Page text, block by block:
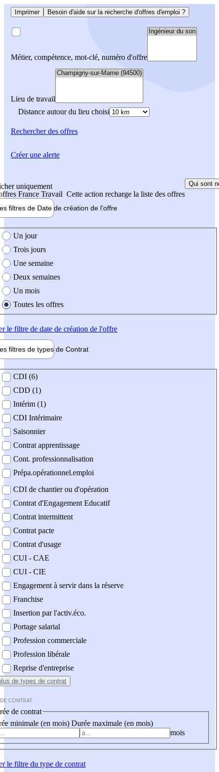
Imprimer Besoin d'aide sur la recherche d'offres d'emploi ?
Métier, compétence, mot-clé, numéro d'offre
Lieu de travail
Distance autour du lieu choisi
Rechercherdes offres
uniquement
France Travail Cette action recharge la liste des offres
Qui sont
filtres de Date de création de l'offre
création de l'offre
Un jour
Trois jours
Une semaine
Deux semaines
Un mois
Toutes les offres
le filtre de date de création de l'offre
filtres de types de Contrat
contrat
CDI (6)
CDD (1)
Intérim (1)
CDI Intérimaire
Saisonnier
Contrat apprentissage
Cont. professionnalisation
Prépa.opérationnel.emploi
CDI de chantier ou d'opération
Contrat d'Engagement Educatif
Contrat intermittent
Contrat pacte
Contrat d'usage
CUI - CAE
CUI - CIE
Engagement à servir dans la réserve
Franchise
Insertion par l'activ.éco.
Portage salarial
Profession commerciale
Profession libérale
Reprise d'entreprise
de types de contrat
CONTRAT
de contrat
minimale (en mois) Durée maximale (en mois)
mois
le filtre du type de contrat
Créer une alerte